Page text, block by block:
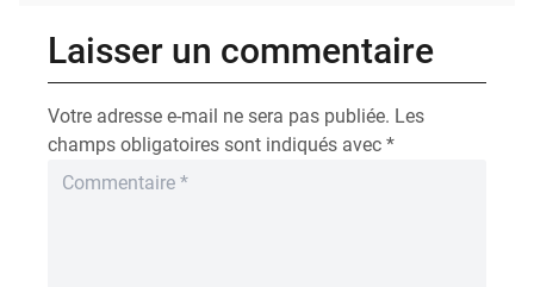
Laisser un commentaire
Votre adresse e-mail ne sera pas publiée. Les
champs obligatoires sont indiqués avec *